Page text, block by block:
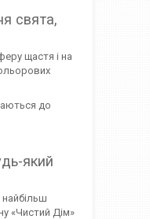
свята,
щастя і на
до
який
«Чистий Дім»